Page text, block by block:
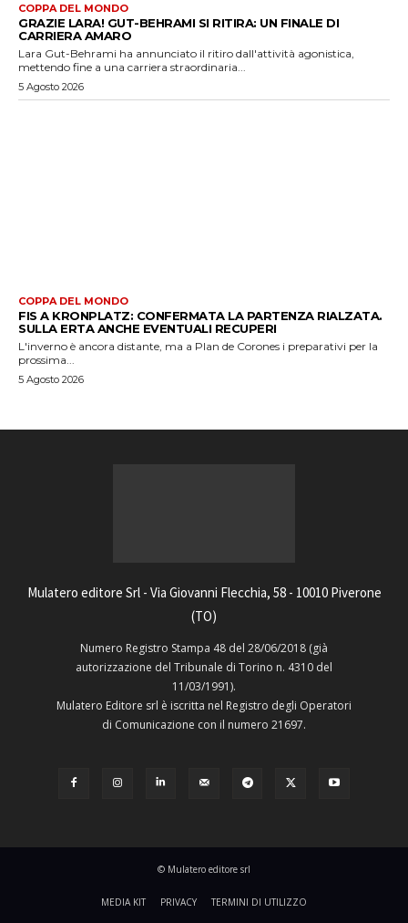
COPPA DEL MONDO
GRAZIE LARA! GUT-BEHRAMI SI RITIRA: UN FINALE DI
CARRIERA AMARO
Lara Gut-Behrami ha annunciato il ritiro dall'attività agonistica,
mettendo fine a una carriera straordinaria...
5 Agosto 2026
COPPA DEL MONDO
FIS A KRONPLATZ: CONFERMATA LA PARTENZA RIALZATA.
SULLA ERTA ANCHE EVENTUALI RECUPERI
L'inverno è ancora distante, ma a Plan de Corones i preparativi per la
prossima...
5 Agosto 2026
Mulatero editore Srl - Via Giovanni Flecchia, 58 - 10010 Piverone
(TO)
Numero Registro Stampa 48 del 28/06/2018 (già
autorizzazione del Tribunale di Torino n. 4310 del
11/03/1991).
Mulatero Editore srl è iscritta nel Registro degli Operatori
di Comunicazione con il numero 21697.
© Mulatero editore srl
MEDIA KIT PRIVACY TERMINI DI UTILIZZO